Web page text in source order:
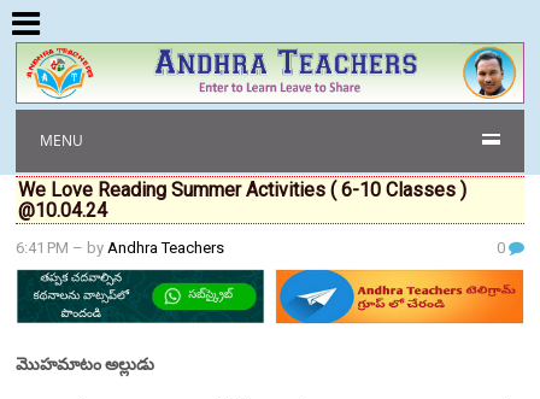
MENU
We Love Reading Summer Activities ( 6-10 Classes )
@10.04.24
6:41 PM – byAndhra Teachers 0
మొహమాటం అల్లుడు